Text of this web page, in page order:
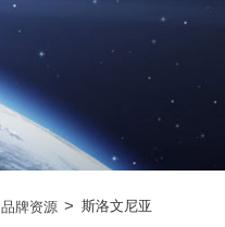
品牌资源 > 斯洛文尼亚